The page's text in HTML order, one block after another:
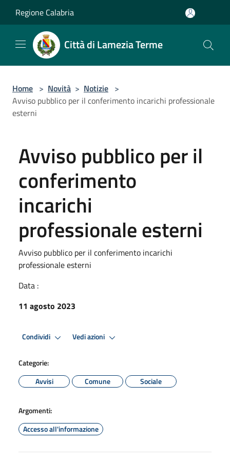
Regione Calabria
Città di Lamezia Terme
Home > Novità > Notizie >
Avviso pubblico per il conferimento incarichi professionale
esterni
Avviso pubblico per il
conferimento
incarichi
professionale esterni
Avviso pubblico per il conferimento incarichi
professionale esterni
Data :
11 agosto 2023
Condividi Vedi azioni
Categorie:
Avvisi
Comune Sociale
Argomenti:
Accesso all'informazione